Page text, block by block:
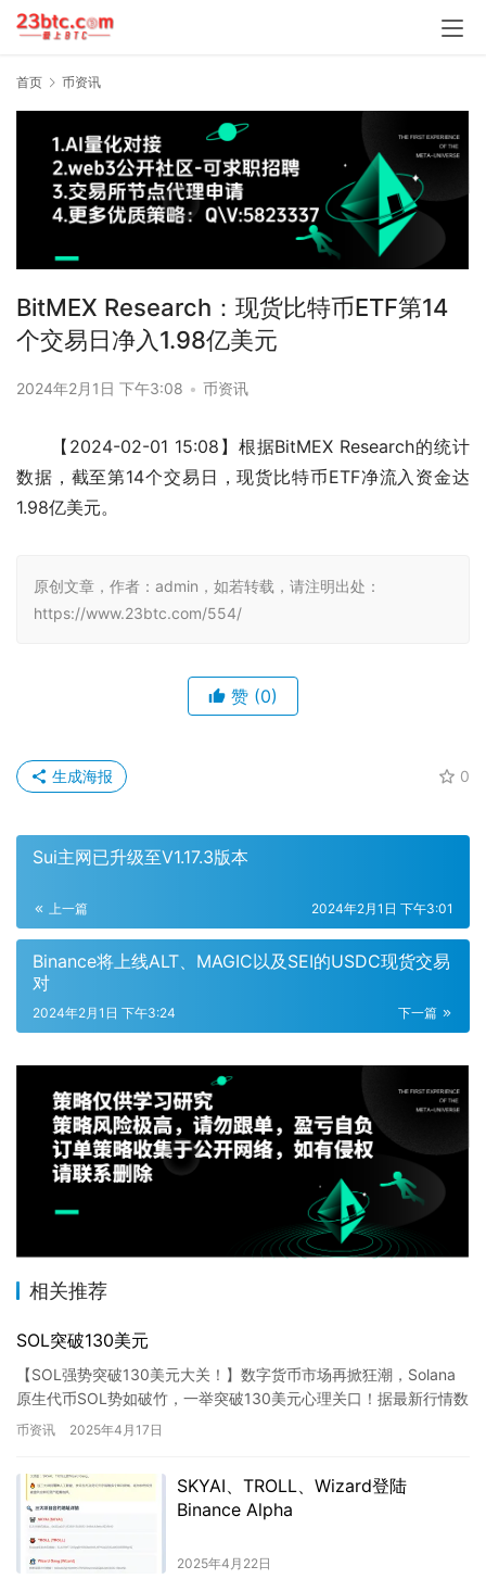
首页 币资讯
BitMEX Research：现货比特币ETF第14
个交易日净入1.98亿美元
2024年2月1日 下午3:08 • 币资讯
【2024-02-01 15:08】根据BitMEX Research的统计
数据，截至第14个交易日，现货比特币ETF净流入资金达
1.98亿美元。
原创文章，作者：admin，如若转载，请注明出处：
https://www.23btc.com/554/
赞 (0)
0
生成海报
Sui主网已升级至V1.17.3版本
上一篇 2024年2月1日 下午3:01
Binance将上线ALT、MAGIC以及SEI的USDC现货交易
对
下一篇
2024年2月1日 下午3:24
相关推荐
SOL突破130美元
【SOL强势突破130美元大关！】数字货币市场再掀狂潮，Solana
原生代币SOL势如破竹，一举突破130美元心理关口！据最新行情数
据显示，SOL现报130.01美元，24小时内实…
币资讯 2025年4月17日
SKYAI、TROLL、Wizard登陆
Binance Alpha
2025年4月22日